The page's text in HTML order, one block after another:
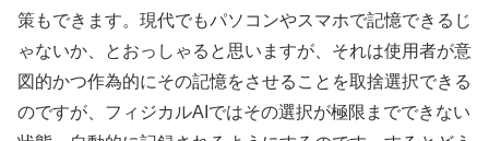
策もできます。現代でもパソコンやスマホで記憶できるじ
ゃないか、とおっしゃると思いますが、それは使用者が意
図的かつ作為的にその記憶をさせることを取捨選択できる
のですが、フィジカルAIではその選択が極限までできない